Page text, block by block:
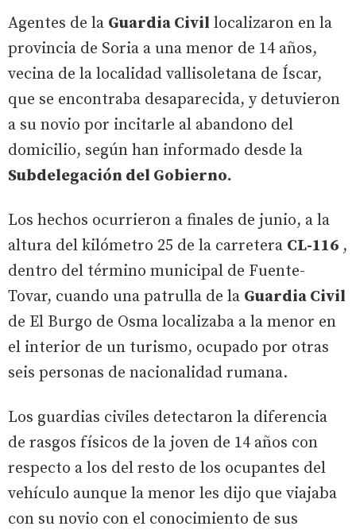
Agentes de la Guardia Civil localizaron en la
provincia de Soria a una menor de 14 años,
vecina de la localidad vallisoletana de Íscar,
que se encontraba desaparecida, y detuvieron
a su novio por incitarle al abandono del
domicilio, según han informado desde la
Subdelegación del Gobierno.
Los hechos ocurrieron a finales de junio, a la
altura del kilómetro 25 de la carretera CL-116 ,
dentro del término municipal de Fuente-
Tovar, cuando una patrulla de la Guardia Civil
de El Burgo de Osma localizaba a la menor en
el interior de un turismo, ocupado por otras
seis personas de nacionalidad rumana.
Los guardias civiles detectaron la diferencia
de rasgos físicos de la joven de 14 años con
respecto a los del resto de los ocupantes del
vehículo aunque la menor les dijo que viajaba
con su novio con el conocimiento de sus